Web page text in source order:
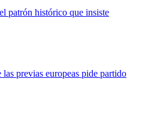
patrón histórico que insiste
previas europeas pide partido